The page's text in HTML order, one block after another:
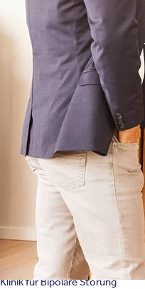
Therapien
Symptome & Beschwerden
Selbsttests
Spezialisierte Kliniken
Klinik für Depression
Klinik für Burnout
Klinik für Angststörung
Klinik für Zwangsstörung
Klinik für Persönlichkeitsstörung
Klinik für Bipolare Störung